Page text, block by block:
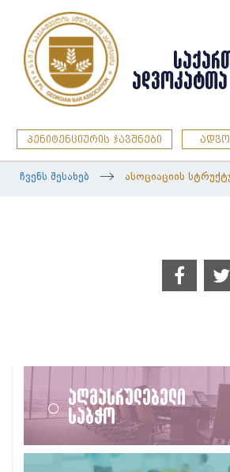
პენიტენციურის ჯავშნები
ჩვენს შესახებ ასოციაციის
აღმასრულებელი
საბჭო